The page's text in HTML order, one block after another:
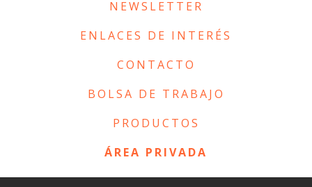
NEWSLETTER
ENLACES DE INTERÉS
CONTACTO
BOLSA DE TRABAJO
PRODUCTOS
ÁREA PRIVADA